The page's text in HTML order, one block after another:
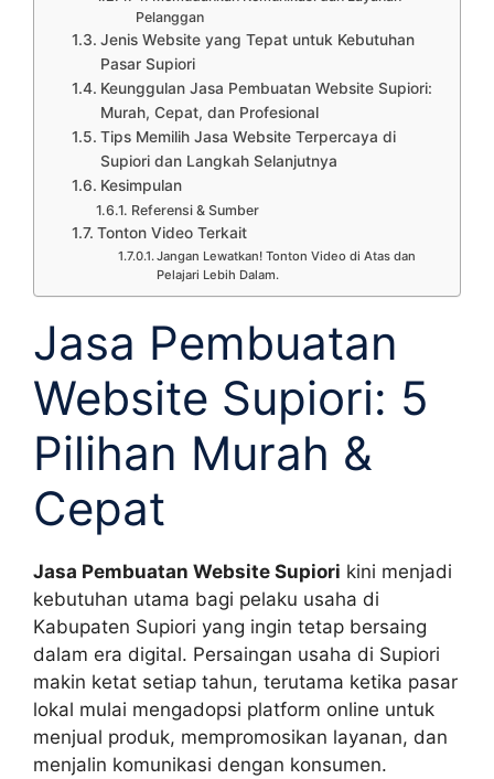
Pelanggan
Jenis Website yang Tepat untuk Kebutuhan
Pasar Supiori
Keunggulan Jasa Pembuatan Website Supiori:
Murah, Cepat, dan Profesional
Tips Memilih Jasa Website Terpercaya di
Supiori dan Langkah Selanjutnya
Kesimpulan
Referensi & Sumber
Tonton Video Terkait
Jangan Lewatkan! Tonton Video di Atas dan
Pelajari Lebih Dalam.
Jasa Pembuatan
Website Supiori: 5
Pilihan Murah &
Cepat
Jasa Pembuatan Website Supiori kini menjadi
kebutuhan utama bagi pelaku usaha di
Kabupaten Supiori yang ingin tetap bersaing
dalam era digital. Persaingan usaha di Supiori
makin ketat setiap tahun, terutama ketika pasar
lokal mulai mengadopsi platform online untuk
menjual produk, mempromosikan layanan, dan
menjalin komunikasi dengan konsumen.